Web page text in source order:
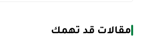
مقالات قد تهمك